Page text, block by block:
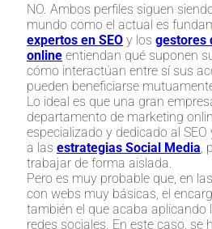
NO. Ambos perfiles siguen
mundo como el actual es
expertos en SEO y los gestores
online entiendan qué suponen
cómo interactúan entre sí sus
pueden beneficiarse
Lo ideal es que una gran
departamento de marketing
especializado y dedicado al
a las estrategias Social Media,
trabajar de forma aislada.
Pero es muy probable que, en
con webs muy básicas, el
también el que acaba aplicando
redes sociales. En este caso, se